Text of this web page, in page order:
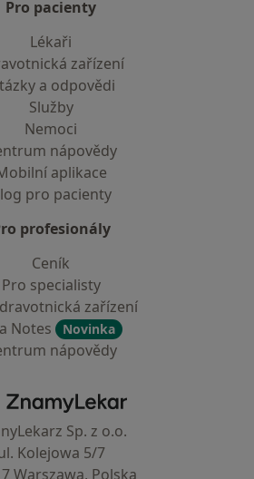
Pro pacienty
Lékaři
zařízení
a odpovědi
Služby
Nemoci
nápovědy
aplikace
pro pacienty
profesionály
Ceník
Pro specialisty
zařízení
Notes
Novinka
nápovědy
ZnamyLekar - Hlavní stránka
Sp. z o.o.
Kolejowa 5/7
Warszawa, Polska